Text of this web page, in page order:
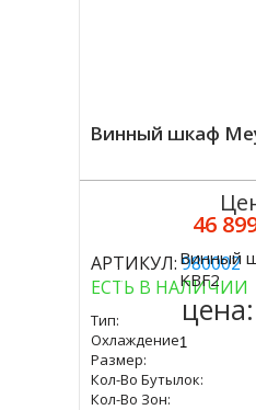
Винный шкаф
АРТИКУЛ:980002
ЕСТЬ В НАЛИЧИИ
Тип:
Охлаждение:
Размер:
Кол-Во Бутылок:
Кол-Во Зон:
46
Купить
Винный
KBF2
цена: